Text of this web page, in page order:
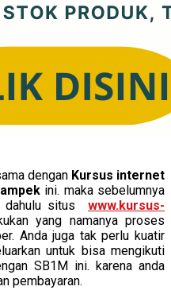
dengan Kursus internet
ini. maka sebelumnya
dahulu situs www.kursus-
yang namanya proses
Anda juga tak perlu kuatir
untuk bisa mengikuti
SB1M ini. karena anda
pembayaran.